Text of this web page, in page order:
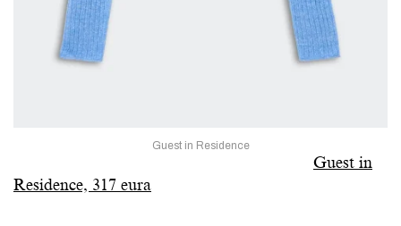
Guest in Residence
Guest in
Residence, 317 eura